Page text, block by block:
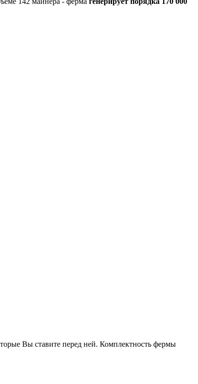
Вы ставите перед ней. Комплектность фермы